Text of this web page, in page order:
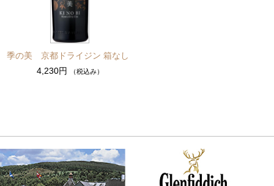
季の美 京都ドライジン 箱なし
4,230円
（税込み）